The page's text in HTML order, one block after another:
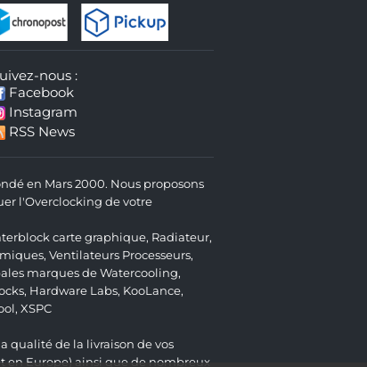
nous :
Facebook
Instagram
RSS News
en Mars 2000. Nous proposons
l'Overclocking de votre
carte graphique, Radiateur,
, Ventilateurs Processeurs,
marques de Watercooling,
, Hardware Labs, KooLance,
, XSPC
qualité de la livraison de vos
en Europe) ainsi que de nombreux